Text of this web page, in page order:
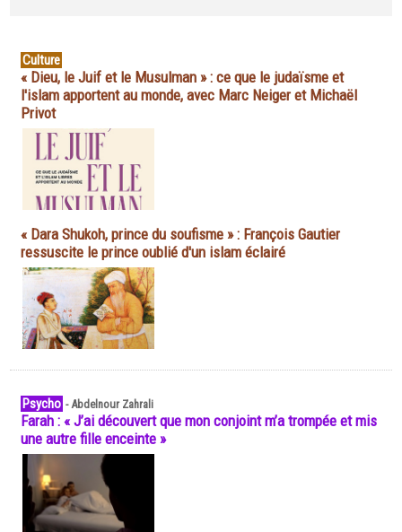
Culture
« Dieu, le Juif et le Musulman » : ce que le judaïsme et
l'islam apportent au monde, avec Marc Neiger et Michaël
Privot
« Dara Shukoh, prince du soufisme » : François Gautier
ressuscite le prince oublié d'un islam éclairé
Psycho -Abdelnour Zahrali
Farah : « J’ai découvert que mon conjoint m’a trompée et mis
une autre fille enceinte »